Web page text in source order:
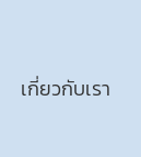
เกี่ยวกับเรา